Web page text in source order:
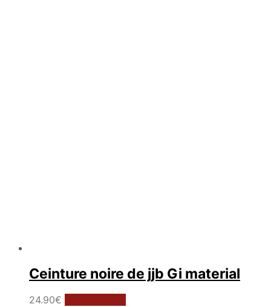
Ceinture noire de jjb Gi material
24.90€